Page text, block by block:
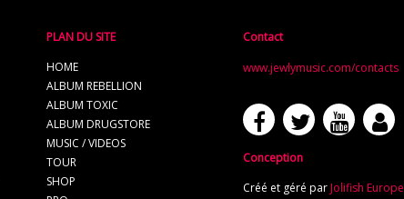
PLAN DU SITE
HOME
ALBUM REBELLION
ALBUM TOXIC
ALBUM DRUGSTORE
MUSIC / VIDEOS
TOUR
SHOP
Contact
www.jewlymusic.com/contacts
Conception
Créé et géré par Jolifish Europe